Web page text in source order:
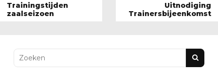
Trainingstijden
zaalseizoen
Uitnodiging
Trainersbijeenkomst